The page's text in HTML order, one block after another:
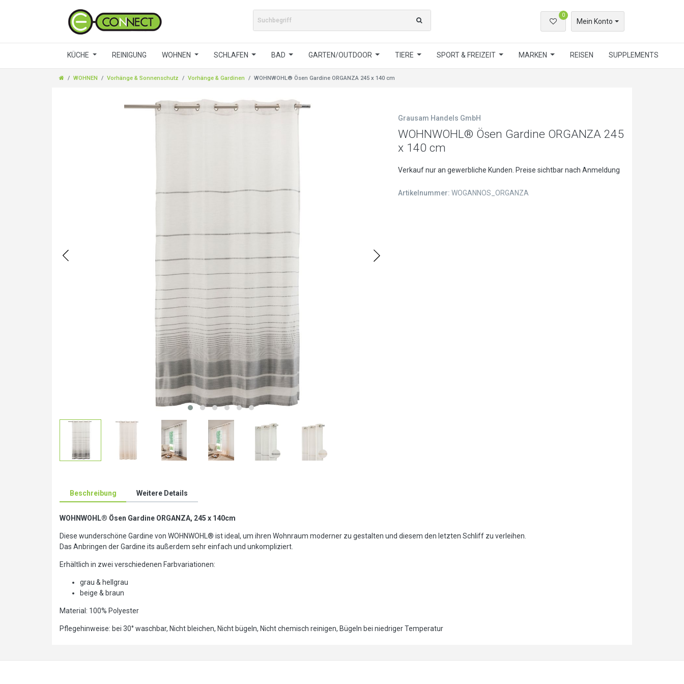
0
Mein Konto
KÜCHE REINIGUNG WOHNEN SCHLAFEN BAD GARTEN/OUTDOOR TIERE SPORT & FREIZEIT MARKEN REISEN SUPPLEMENTS
WOHNEN Vorhänge & Sonnenschutz Vorhänge & Gardinen WOHNWOHL® Ösen Gardine ORGANZA 245 x 140 cm
Grausam Handels GmbH
WOHNWOHL® Ösen Gardine ORGANZA 245
x 140 cm
Verkauf nur an gewerbliche Kunden. Preise sichtbar nach Anmeldung
Artikelnummer: WOGANNOS_ORGANZA
Beschreibung Weitere Details
WOHNWOHL® Ösen Gardine ORGANZA, 245 x 140cm
Diese wunderschöne Gardine von WOHNWOHL® ist ideal, um ihren Wohnraum moderner zu gestalten und diesem den letzten Schliff zu verleihen.
Das Anbringen der Gardine its außerdem sehr einfach und unkompliziert.
Erhältlich in zwei verschiedenen Farbvariationen:
grau & hellgrau
beige & braun
Material: 100% Polyester
Pflegehinweise: bei 30° waschbar, Nicht bleichen, Nicht bügeln, Nicht chemisch reinigen, Bügeln bei niedriger Temperatur